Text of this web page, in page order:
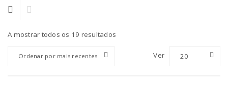
A mostrar todos os 19 resultados
Ordenar por mais recentes Ver 20